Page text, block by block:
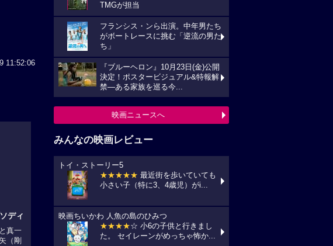
11:52:06
ディ
真一
（剛
TMGが担当
フランシス・ンら出演。中年男たち
がボートレースに挑む「逆流の男た
ち」
『ブルーヘロン』10月23日(金)公開
決定！ポスタービジュアル&特報解
禁―ある家族を巡る今...
映画ニュースへ
みんなの映画レビュー
トイ・ストーリー5
★★★★★ 最近街を歩いていても
小さい子（特に3、4歳児）がi...
映画ちいかわ 人魚の島のひみつ
★★★★☆ 小6の子供と行きまし
た。 セイレーンがめっちゃ怖か...